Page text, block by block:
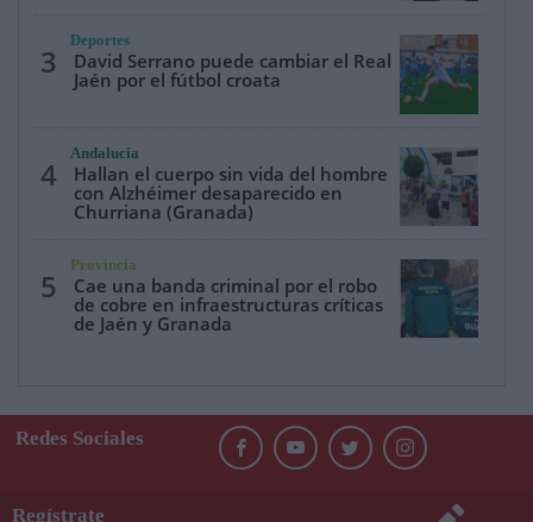
3
Deportes
David Serrano puede cambiar el Real
Jaén por el fútbol croata
4
Andalucía
Hallan el cuerpo sin vida del hombre
con Alzhéimer desaparecido en
Churriana (Granada)
5
Provincia
Cae una banda criminal por el robo
de cobre en infraestructuras críticas
de Jaén y Granada
Redes Sociales
Regístrate